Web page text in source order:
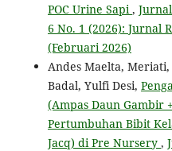
POC Urine Sapi,
6 No. 1 (2026): Jurnal
(Februari 2026)
Andes Maelta,
Badal, Yulfi Desi,
(Ampas Daun Gambir
Pertumbuhan Bibit
Jacq) di Pre Nursery ,